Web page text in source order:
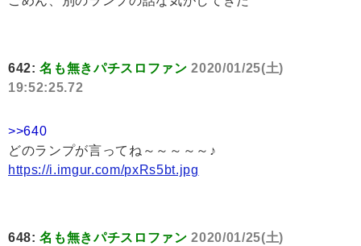
642:名も無きパチスロファン 2020/01/25(土)
19:52:25.72
>>640
どのランプが言ってね～～～～～♪
https://i.imgur.com/pxRs5bt.jpg
648:名も無きパチスロファン 2020/01/25(土)